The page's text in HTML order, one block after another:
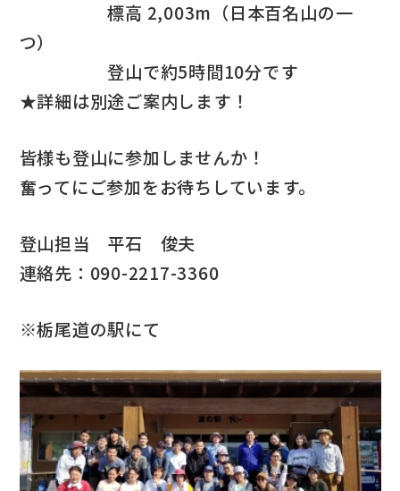
標高 2,003m（日本百名山の一
つ）
登山で約5時間10分です
★詳細は別途ご案内します！
皆様も登山に参加しませんか！
奮ってにご参加をお待ちしています。
登山担当 平石 俊夫
連絡先：090-2217-3360
※栃尾道の駅にて